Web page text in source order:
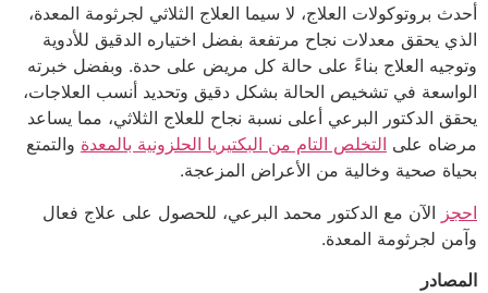
أحدث بروتوكولات العلاج، لا سيما العلاج الثلاثي لجرثومة المعدة،
الذي يحقق معدلات نجاح مرتفعة بفضل اختياره الدقيق للأدوية
وتوجيه العلاج بناءً على حالة كل مريض على حدة. وبفضل خبرته
الواسعة في تشخيص الحالة بشكل دقيق وتحديد أنسب العلاجات،
يحقق الدكتور البرعي أعلى نسبة نجاح للعلاج الثلاثي، مما يساعد
مرضاه على التخلص التام من البكتيريا الحلزونية بالمعدة والتمتع
بحياة صحية وخالية من الأعراض المزعجة.
احجز الآن مع الدكتور محمد البرعي، للحصول على علاج فعال
وآمن لجرثومة المعدة.
المصادر